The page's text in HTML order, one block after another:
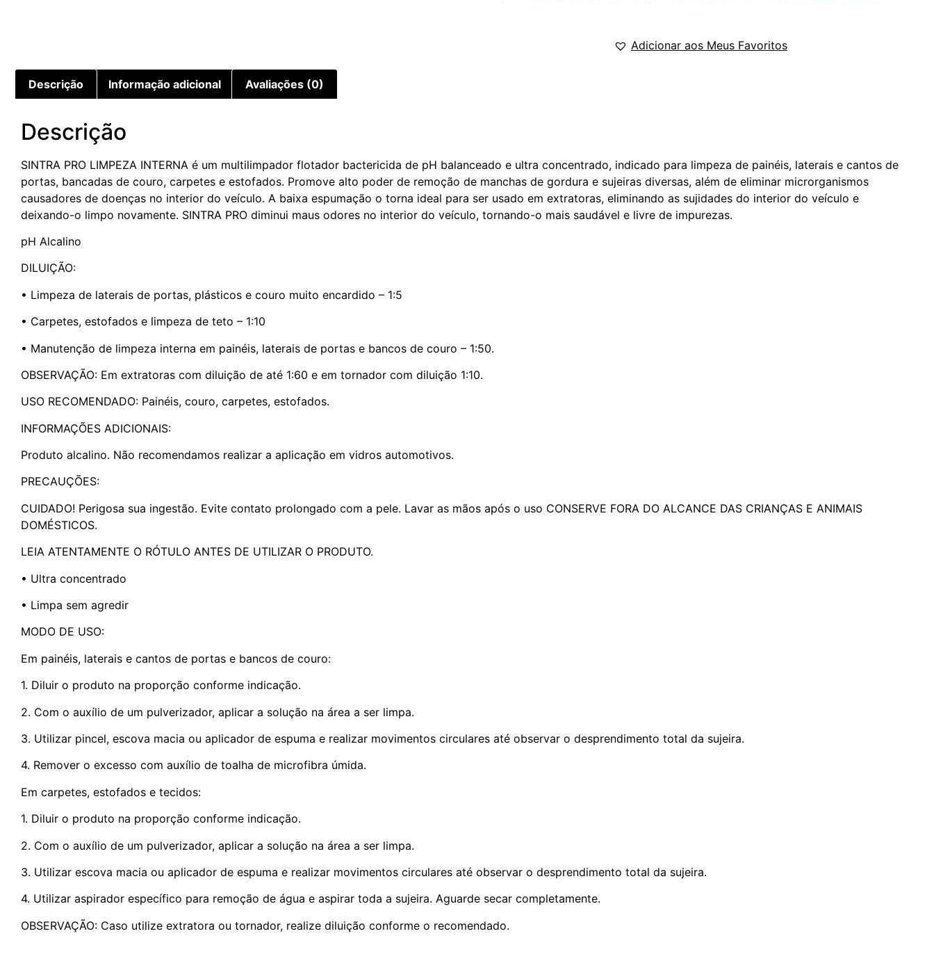
Adicionar aos Meus Favoritos
Descrição Informação adicional Avaliações (0)
Descrição
SINTRA PRO LIMPEZA INTERNA é um multilimpador flotador bactericida de pH balanceado e ultra concentrado, indicado para limpeza de painéis, laterais e cantos de
portas, bancadas de couro, carpetes e estofados. Promove alto poder de remoção de manchas de gordura e sujeiras diversas, além de eliminar microrganismos
causadores de doenças no interior do veículo. A baixa espumação o torna ideal para ser usado em extratoras, eliminando as sujidades do interior do veículo e
deixando-o limpo novamente. SINTRA PRO diminui maus odores no interior do veículo, tornando-o mais saudável e livre de impurezas.
pH Alcalino
DILUIÇÃO:
• Limpeza de laterais de portas, plásticos e couro muito encardido – 1:5
• Carpetes, estofados e limpeza de teto – 1:10
• Manutenção de limpeza interna em painéis, laterais de portas e bancos de couro – 1:50.
OBSERVAÇÃO: Em extratoras com diluição de até 1:60 e em tornador com diluição 1:10.
USO RECOMENDADO: Painéis, couro, carpetes, estofados.
INFORMAÇÕES ADICIONAIS:
Produto alcalino. Não recomendamos realizar a aplicação em vidros automotivos.
PRECAUÇÕES:
CUIDADO! Perigosa sua ingestão. Evite contato prolongado com a pele. Lavar as mãos após o uso CONSERVE FORA DO ALCANCE DAS CRIANÇAS E ANIMAIS
DOMÉSTICOS.
LEIA ATENTAMENTE O RÓTULO ANTES DE UTILIZAR O PRODUTO.
• Ultra concentrado
• Limpa sem agredir
MODO DE USO:
Em painéis, laterais e cantos de portas e bancos de couro:
1. Diluir o produto na proporção conforme indicação.
2. Com o auxílio de um pulverizador, aplicar a solução na área a ser limpa.
3. Utilizar pincel, escova macia ou aplicador de espuma e realizar movimentos circulares até observar o desprendimento total da sujeira.
4. Remover o excesso com auxílio de toalha de microfibra úmida.
Em carpetes, estofados e tecidos:
1. Diluir o produto na proporção conforme indicação.
2. Com o auxílio de um pulverizador, aplicar a solução na área a ser limpa.
3. Utilizar escova macia ou aplicador de espuma e realizar movimentos circulares até observar o desprendimento total da sujeira.
4. Utilizar aspirador específico para remoção de água e aspirar toda a sujeira. Aguarde secar completamente.
OBSERVAÇÃO: Caso utilize extratora ou tornador, realize diluição conforme o recomendado.